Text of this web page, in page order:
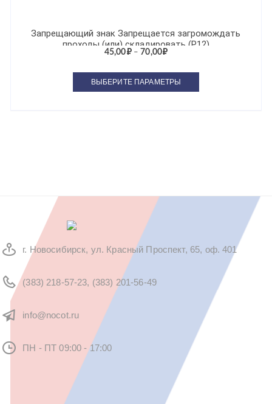
Запрещающий знак Запрещается загромождать
проходы (или) складировать (P12)
45,00₽– 70,00₽
ВЫБЕРИТЕ ПАРАМЕТРЫ
г. Новосибирск, ул. Красный Проспект, 65, оф. 401
(383) 218-57-23, (383) 201-56-49
info@nocot.ru
ПН - ПТ 09:00 - 17:00